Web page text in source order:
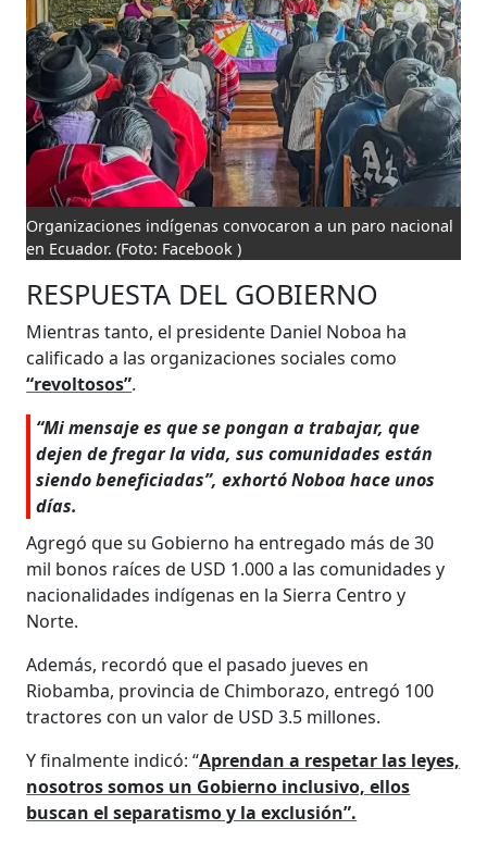
Organizaciones indígenas convocaron a un paro nacional
en Ecuador.(Foto: Facebook )
RESPUESTA DEL GOBIERNO
Mientras tanto, el presidente Daniel Noboa ha
calificado a las organizaciones sociales como
“revoltosos”.
“Mi mensaje es que se pongan a trabajar, que
dejen de fregar la vida, sus comunidades están
siendo beneficiadas”, exhortó Noboa hace unos
días.
Agregó que su Gobierno ha entregado más de 30
mil bonos raíces de USD 1.000 a las comunidades y
nacionalidades indígenas en la Sierra Centro y
Norte.
Además, recordó que el pasado jueves en
Riobamba, provincia de Chimborazo, entregó 100
tractores con un valor de USD 3.5 millones.
Y finalmente indicó: “Aprendan a respetar las leyes,
nosotros somos un Gobierno inclusivo, ellos
buscan el separatismo y la exclusión”.